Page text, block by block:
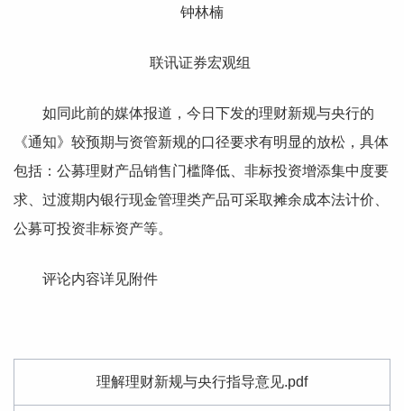
钟林楠
联讯证券宏观组
如同此前的媒体报道，今日下发的理财新规与央行的
《通知》较预期与资管新规的口径要求有明显的放松，具体
包括：公募理财产品销售门槛降低、非标投资增添集中度要
求、过渡期内银行现金管理类产品可采取摊余成本法计价、
公募可投资非标资产等。
评论内容详见附件
理解理财新规与央行指导意见.pdf